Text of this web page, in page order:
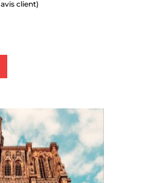
avis client)